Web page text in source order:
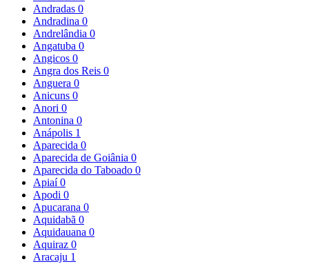
Andradas 0
Andradina 0
Andrelândia 0
Angatuba 0
Angicos 0
Angra dos Reis 0
Anguera 0
Anicuns 0
Anori 0
Antonina 0
Anápolis 1
Aparecida 0
Aparecida de Goiânia 0
Aparecida do Taboado 0
Apiaí0
Apodi 0
Apucarana 0
Aquidabã 0
Aquidauana 0
Aquiraz 0
Aracaju 1